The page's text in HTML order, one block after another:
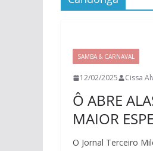
SAMBA & CARNAVAL
12/02/2025 Cissa
Ô ABRE
MAIOR
O Jornal Terceiro